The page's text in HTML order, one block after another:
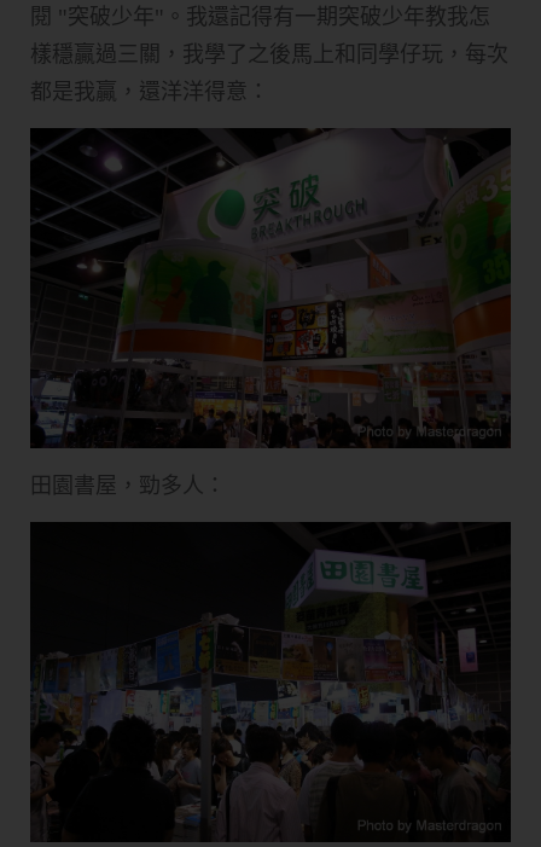
閱 "突破少年"。我還記得有一期突破少年教我怎
樣穩贏過三關，我學了之後馬上和同學仔玩，每次
都是我贏，還洋洋得意：
田園書屋，勁多人：